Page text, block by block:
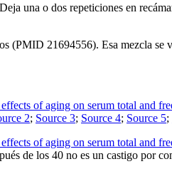
una o dos repeticiones en
21694556). Esa mezcla se
of aging on serum total and
2; Source 3; Source 4; Source 5;
of aging on serum total and
de los 40 no es un castigo por